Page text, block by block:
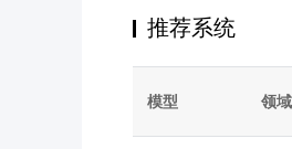
推荐系统
模型 领域